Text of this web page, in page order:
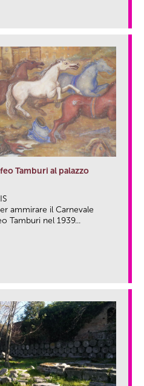
Tamburi al palazzo
ammirare il Carnevale
Tamburi nel 1939...